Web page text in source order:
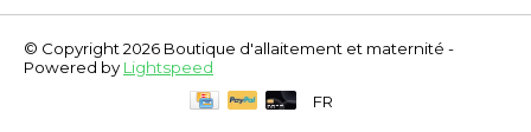
© Copyright 2026 Boutique d'allaitement et maternité -
Powered by Lightspeed
FR